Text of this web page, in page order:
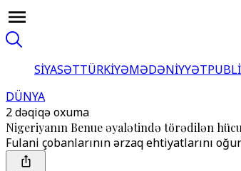
SİYASƏTTÜRKİYƏMƏDƏNİYYƏT
DÜNYA
2 dəqiqə oxuma
Nigeriyanın Benue əyalətində törədilən
Fulani çobanlarının ərzaq ehtiyatlarını